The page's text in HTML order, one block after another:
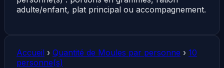
adulte/enfant, plat principal ou accompagnement.
Accueil › Quantité de Moules par personne › 10
personne(s)